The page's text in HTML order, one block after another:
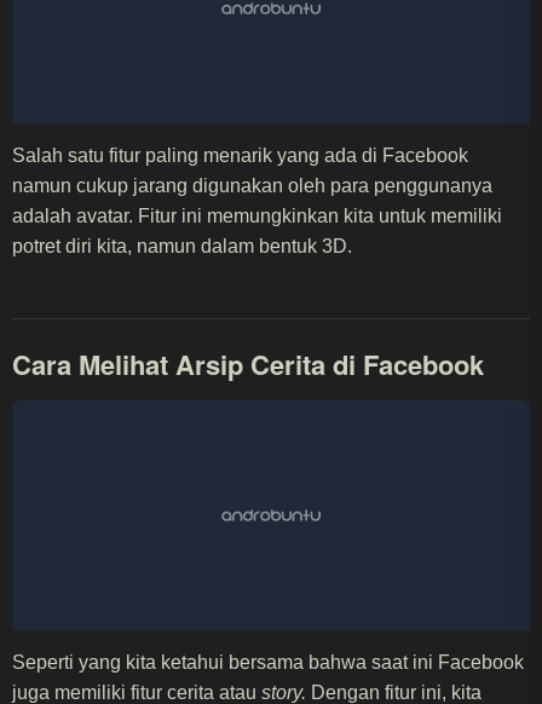
Salah satu fitur paling menarik yang ada di Facebook
namun cukup jarang digunakan oleh para penggunanya
adalah avatar. Fitur ini memungkinkan kita untuk memiliki
potret diri kita, namun dalam bentuk 3D.
Cara Melihat Arsip Cerita di Facebook
Seperti yang kita ketahui bersama bahwa saat ini Facebook
juga memiliki fitur cerita atau story. Dengan fitur ini, kita